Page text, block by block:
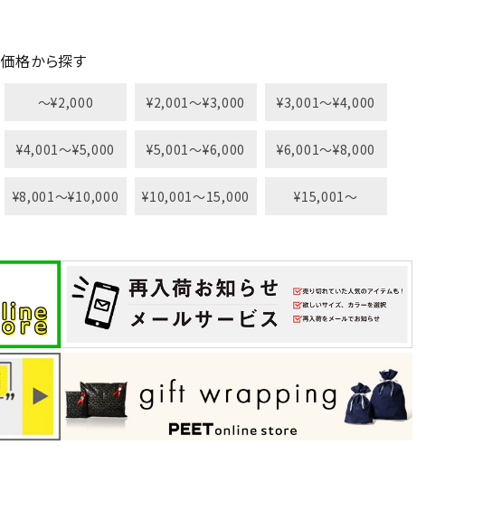
価格から探す
〜¥2,000 ¥2,001〜¥3,000 ¥3,001〜¥4,000
¥4,001〜¥5,000 ¥5,001〜¥6,000 ¥6,001〜¥8,000
¥8,001〜¥10,000 ¥10,001〜15,000 ¥15,001〜